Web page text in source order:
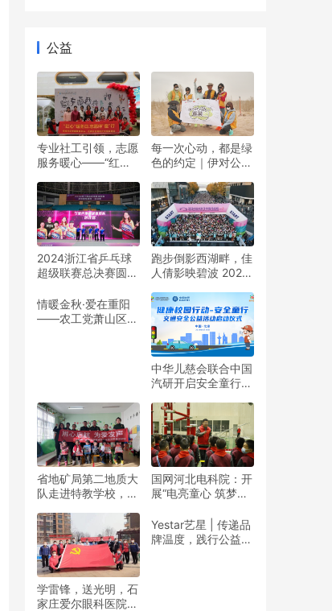
公益
专业社工引领，志愿
服务暖心——“红心”
每一次心动，都是绿
色的约定｜伊对公益
双向奔赴
2024浙江省乒乓球
超级联赛总决赛圆满
跑步倒影西湖畔，佳
人倩影映碧波 2024
靓丽开赛
情暖金秋·爱在重阳
——农工党萧山区基
中华儿慈会联合中国
汽研开启安全童行公
省地矿局第二地质大
队走进特教学校，暖
国网河北电科院：开
展“电亮童心 筑梦未
学雷锋，送光明，石
家庄爱尔眼科医院党
Yestar艺星 | 传递品
牌温度，践行公益之